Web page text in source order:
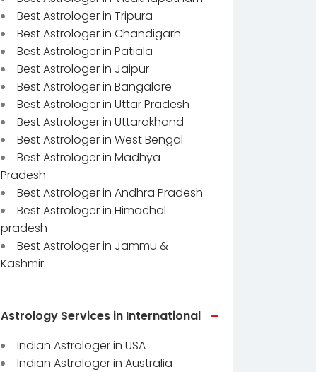
Best Astrologer in Tripura
Best Astrologer in Chandigarh
Best Astrologer in Patiala
Best Astrologer in Jaipur
Best Astrologer in Bangalore
Best Astrologer in Uttar Pradesh
Best Astrologer in Uttarakhand
Best Astrologer in West Bengal
Best Astrologer in Madhya
Pradesh
Best Astrologer in Andhra Pradesh
Best Astrologer in Himachal
pradesh
Best Astrologer in Jammu &
Kashmir
Astrology Services in International
Indian Astrologer in USA
Indian Astrologer in Australia